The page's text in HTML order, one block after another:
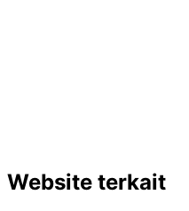
Website terkait